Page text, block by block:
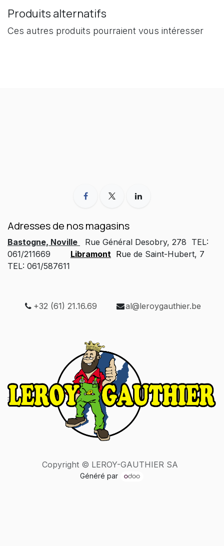
Produits alternatifs
Ces autres produits pourraient vous intéresser
Adresses de nos magasins
Bastogne, Noville
Rue Général Desobry, 278 TEL:
061/211669
Libramont Rue de Saint-Hubert, 7
TEL: 061/587611
+32 (61) 21.16.69 al@leroygauthier.be
Copyright © LEROY-GAUTHIER SA
Généré par